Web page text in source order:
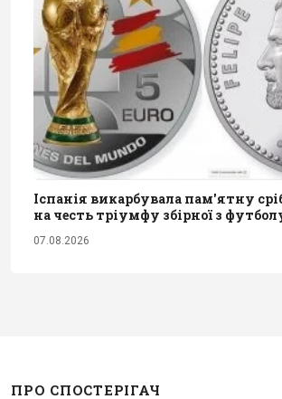
Іспанія викарбувала пам'ятну
на честь тріумфу збірної з
07.08.2026
ПРО СПОСТЕРІГАЧ